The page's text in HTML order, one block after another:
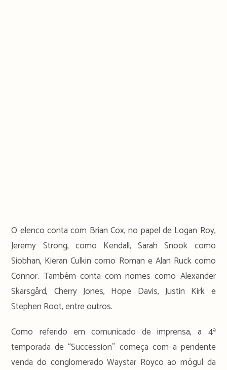
O elenco conta com Brian Cox, no papel de Logan Roy,
Jeremy Strong, como Kendall, Sarah Snook como
Siobhan, Kieran Culkin como Roman e Alan Ruck como
Connor. Também conta com nomes como Alexander
Skarsgård, Cherry Jones, Hope Davis, Justin Kirk e
Stephen Root, entre outros.
Como referido em comunicado de imprensa, a 4ª
temporada de “Succession” começa com a pendente
venda do conglomerado Waystar Royco ao mógul da